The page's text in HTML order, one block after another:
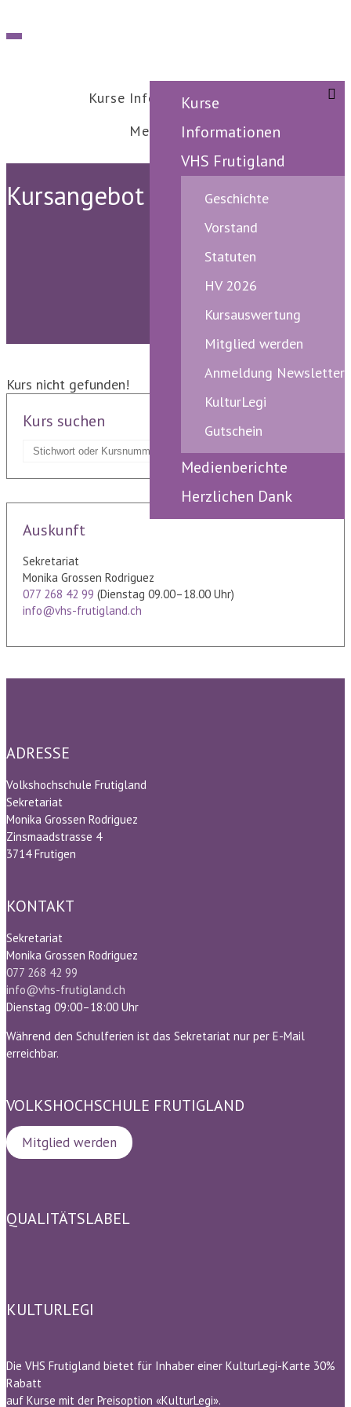
Kurse Informationen
VHS Frutigland
Medienberichte Herzlichen Dank
Kurse
Informationen
VHS Frutigland
Geschichte
Vorstand
Statuten
HV 2026
Kursauswertung
Mitglied werden
Anmeldung Newsletter
KulturLegi
Gutschein
Medienberichte
Herzlichen Dank
Kursangebot
Kurs nicht gefunden!
Kurs suchen
zurücksetzen
Auskunft
Sekretariat
Monika Grossen Rodriguez
077 268 42 99 (Dienstag 09.00–18.00 Uhr)
info@vhs-frutigland.ch
ADRESSE
Volkshochschule Frutigland
Sekretariat
Monika Grossen Rodriguez
Zinsmaadstrasse 4
3714 Frutigen
KONTAKT
Sekretariat
Monika Grossen Rodriguez
077 268 42 99
info@vhs-frutigland.ch
Dienstag 09:00–18:00 Uhr
Während den Schulferien ist das Sekretariat nur per E-Mail
erreichbar.
VOLKSHOCHSCHULE FRUTIGLAND
Mitglied werden
QUALITÄTSLABEL
KULTURLEGI
Die VHS Frutigland bietet für Inhaber einer KulturLegi-Karte 30%
Rabatt
auf Kurse mit der Preisoption «KulturLegi».